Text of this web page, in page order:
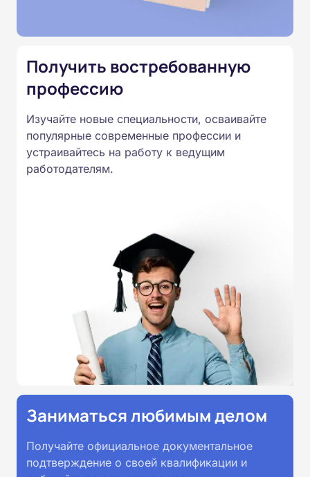
Подготовка ведется по всем
России от 14.07.2023 N 534 в
соответствии с Федеральными
образовательными стандартами
профессионального образования.
Удостоверения и дипломы о
Получить востребованную
профессию
Изучайте новые специальности, осваивайте
популярные современные профессии и
устраивайтесь на работу к ведущим
работодателям.
Заниматься любимым делом
Получайте официальное документальное
подтверждение о своей квалификации и